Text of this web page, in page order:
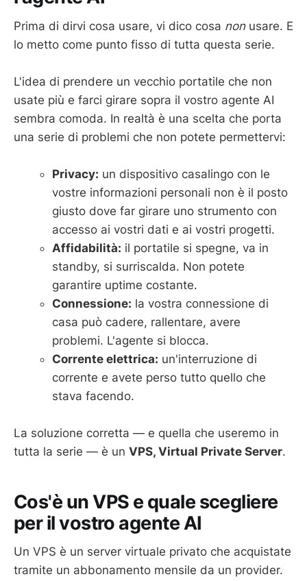
Prima di dirvi cosa usare, vi dico cosa nonusare. E
lo metto come punto fisso di tutta questa serie.
L'idea di prendere un vecchio portatile che non
usate più e farci girare sopra il vostro agente AI
sembra comoda. In realtà è una scelta che porta
una serie di problemi che non potete permettervi:
Privacy: un dispositivo casalingo con le
vostre informazioni personali non è il posto
giusto dove far girare uno strumento con
accesso ai vostri dati e ai vostri progetti.
Affidabilità: il portatile si spegne, va in
standby, si surriscalda. Non potete
garantire uptime costante.
Connessione: la vostra connessione di
casa può cadere, rallentare, avere
problemi. L'agente si blocca.
Corrente elettrica: un'interruzione di
corrente e avete perso tutto quello che
stava facendo.
La soluzione corretta — e quella che useremo in
tutta la serie — è un VPS, Virtual Private Server.
Cos'è un VPS e quale scegliere
per il vostro agente AI
Un VPS è un server virtuale privato che acquistate
tramite un abbonamento mensile da un provider.